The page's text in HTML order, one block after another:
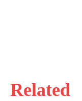
Related